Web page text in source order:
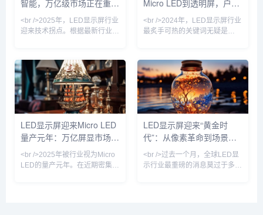
本用于高端指挥中心的超高清显
规模预计在2025年突破120亿美
献超
智能，万亿级市场正在重塑
户外视觉体验
<br />2025年，LED显示屏行业
迎来技术拐点。根据最新行业报
其像素间距突破至P0.1以下，使
得屏幕在近距离观看时实现“无
颗粒感”的细腻画质。与此同
时，COB（板上芯片）封装技
术加速普及，相较于传统
SMD（表面贴装）工艺，COB
在防潮、防碰撞、耐候性方面提
升显著，成为户外小间距市场的
德、洲明科技等，在最
Micro LED到透明屏，户外
广告迎来黄金时代
<br />2024年，LED显示屏行业
最炙手可热的关键词无疑是
德等头部厂商相继突破巨量转移
技术瓶颈，Micro LED的良率与
成本正以超预期速度优化。据最
新供应链消息，多家面板厂已开
始小批量生产用于高端商显的
Micro LED显示屏，像素间距突
破P0.3，亮度、对比度与响应速
度全面超越传统OLED。与此同
LED显示屏迎来Micro LED
量产元年：万亿屏显市场正
在被重新定义
<br />2025年被行业视为Micro
LED的量产元年。在近期密集发
LED显示屏迎来“黄金时
代”：从像素革命到场景重
构，中国产业链如何领跑全
球？
<br />过去一个月，全球LED显
示行业最重磅的消息莫过于多家